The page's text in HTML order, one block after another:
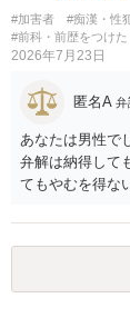
#加害者 #痴漢・性
#前科・前歴をつけた
2026年7月23日
匿名A 弁
あなたは男性で
弁解は納得して
てもやむを得な
法領得の意思は
ます。 元の場
いように戻し
犯カメラに写っ